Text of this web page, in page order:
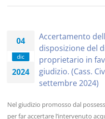
04
dic
2024
Accertamento
disposizione del
proprietario in
giudizio. (Cass.
settembre 2024)
Nel giudizio promosso dal
per far accertare l’intervenuto